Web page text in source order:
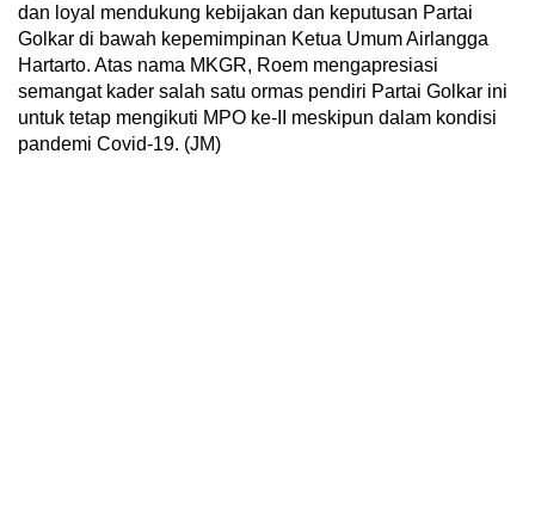
dan loyal mendukung kebijakan dan keputusan Partai
Golkar di bawah kepemimpinan Ketua Umum Airlangga
Hartarto. Atas nama MKGR, Roem mengapresiasi
semangat kader salah satu ormas pendiri Partai Golkar ini
untuk tetap mengikuti MPO ke-II meskipun dalam kondisi
pandemi Covid-19. (JM)